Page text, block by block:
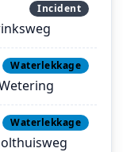
Incident
Waterlekkage
Waterlekkage